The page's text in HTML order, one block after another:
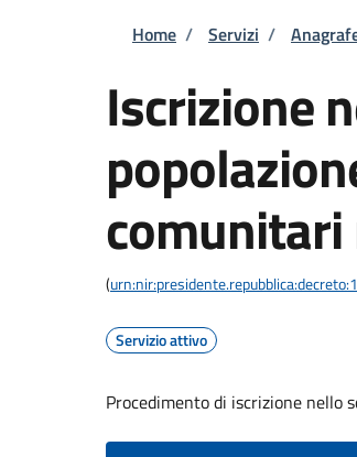
Briciole di
Home / Servizi /
Iscrizione
(
Servizio attivo
Procedimento di iscrizione nello